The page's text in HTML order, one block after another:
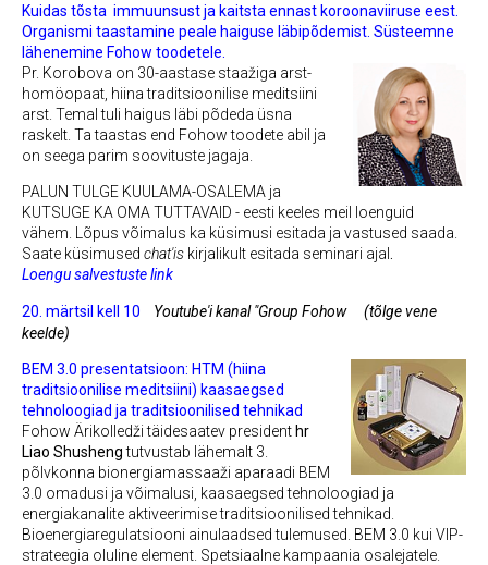
Kuidas tõsta immuunsust ja kaitsta ennast koroonaviiruse eest.
Organismi taastamine peale haiguse läbipõdemist. Süsteemne
lähenemine Fohow toodetele.
Pr. Korobova on 30-aastase staažiga arst-
homöopaat, hiina traditsioonilise meditsiini
arst. Temal tuli haigus läbi põdeda üsna
raskelt. Ta taastas end Fohow toodete abil ja
on seega parim soovituste jagaja.
PALUN TULGE KUULAMA-OSALEMA ja
KUTSUGE KA OMA TUTTAVAID - eesti keeles meil loenguid
vähem.
Lõpus võimalus ka küsimusi esitada ja vastused saada.
Saate küsimused chat'is kirjalikult esitada seminari ajal
Loengu salvestuste link
20. märtsil kell 10 Youtube'i kanal "Group Fohow
(tõlge vene
keelde)
BEM 3.0 presentatsioon: HTM (hiina
traditsioonilise meditsiini) kaasaegsed
tehnoloogiad ja traditsioonilised tehnikad
Fohow Ärikolledži täidesaatev president hr
Liao Shushengtutvustab lähemalt 3.
põlvkonna bionergiamassaaži aparaadi BEM
3.0 omadusi ja võimalusi, kaasaegsed tehnoloogiad ja
energiakanalite aktiveerimise traditsioonilised tehnikad.
Bioenergiaregulatsiooni ainulaadsed tulemused. BEM 3.0 kui VIP-
strateegia oluline element. Spetsiaalne kampaania osalejatele.